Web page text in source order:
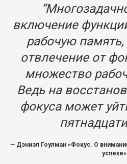
включение
рабочую память,
отвлечение от
множество
Ведь на
фокуса может
— Дэниэл Гоулман «Фокус. О
успехе»